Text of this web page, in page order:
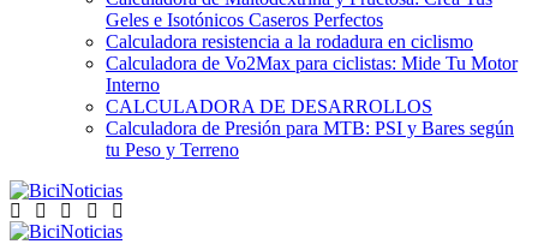
Geles e Isotónicos Caseros Perfectos
Calculadora resistencia a la rodadura en ciclismo
Calculadora de Vo2Max para ciclistas: Mide Tu Motor
Interno
CALCULADORA DE DESARROLLOS
Calculadora de Presión para MTB: PSI y Bares según
tu Peso y Terreno